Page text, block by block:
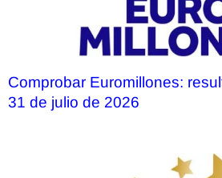
Comprobar Euromillones:
31 de julio de 2026